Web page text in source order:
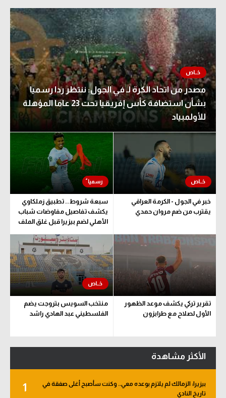
مصدر من اتحاد الكرة لـ في الجول: ننتظر ردا رسميا
بشأن استضافة كأس إفريقيا تحت 23 عاما المؤهلة
للأولمبياد
خبر في الجول - الكرمة العراقي
يقترب من ضم مروان حمدي
سبعة شروط.. تطبيق زملكاوي
يكشف تفاصيل مفاوضات شباب
الأهلي لضم بيزيرا قبل غلق الملف
تقرير تركي يكشف موعد الظهور
الأول لصلاح مع طرابزون
منتخب السويس بتروجت يضم
الفلسطيني عبد الهادي راشد
الأكثر مشاهدة
1
بيزيرا: الزمالك لم يلتزم بوعده معي.. وكنت سأصبح أغلى صفقة في
تاريخ النادي